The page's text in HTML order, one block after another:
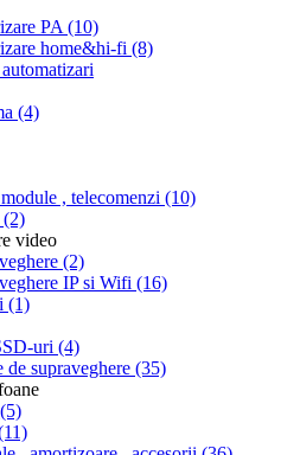
PA (10)
home&hi-fi (8)
(4)
, telecomenzi (10)
(2)
video
(2)
IP si Wifi (16)
(1)
uri (4)
de supraveghere (35)
(5)